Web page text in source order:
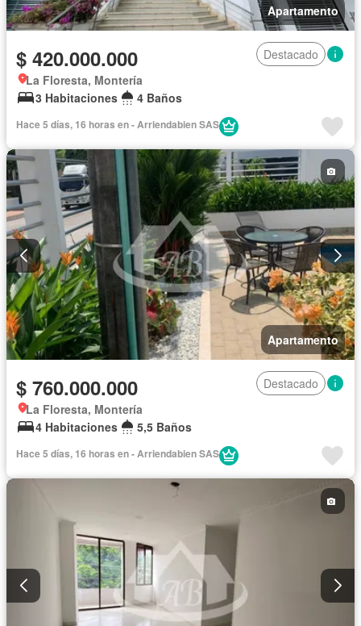
Apartamento
$ 420.000.000
Destacado
La Floresta, Montería
3 Habitaciones
4 Baños
Hace 5 días, 16 horas en - Arriendabien SAS
Apartamento
$ 760.000.000
Destacado
La Floresta, Montería
4 Habitaciones
5,5 Baños
Hace 5 días, 16 horas en - Arriendabien SAS